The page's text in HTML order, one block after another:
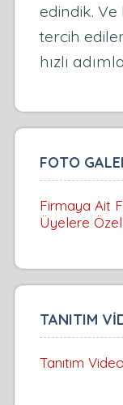
edindik.
tercih
hızlı
FOTO
Firmaya Ait
Üyelere
TANITIM
Tanıtım